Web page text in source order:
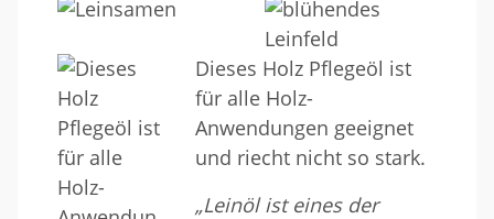
Dieses Holz Pflegeöl ist
für alle Holz-
Anwendungen geeignet
und riecht nicht so stark.
„Leinöl ist eines der